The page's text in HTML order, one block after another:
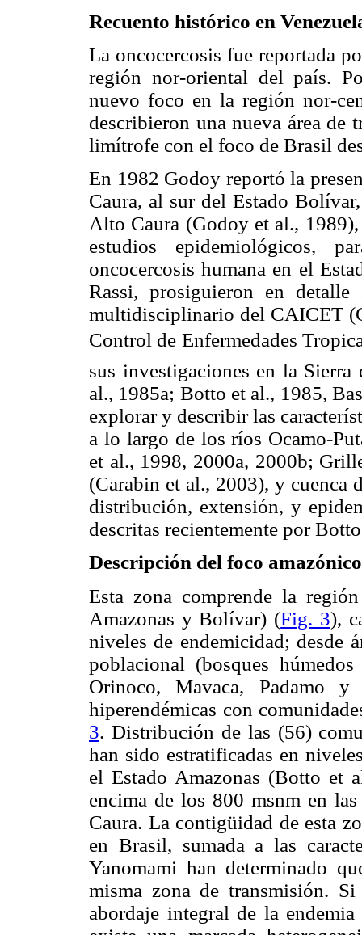
Recuento histórico en
La oncocercosis fue reportada
región nor-oriental del país.
nuevo foco en la región nor-
describieron una nueva área de
limítrofe con el foco de Brasil
En 1982 Godoy reportó la
Caura, al sur del Estado
Alto Caura (Godoy et al.,
estudios epidemiológicos,
oncocercosis humana en el
Rassi, prosiguieron en
multidisciplinario del CAICET
Control de Enfermedades
sus investigaciones en la
al., 1985a; Botto et al., 1985,
explorar y describir las
a lo largo de los ríos Ocamo-
et al., 1998, 2000a, 2000b;
(Carabin et al., 2003), y cuenca
distribución, extensión, y
descritas recientemente por
Descripción del foco amazónico
Esta zona comprende la
Amazonas y Bolívar) (Fig. 3),
niveles de endemicidad; desde
poblacional (bosques
Orinoco, Mavaca, Padamo
hiperendémicas con
3. Distribución de las (56)
han sido estratificadas en
el Estado Amazonas (Botto et
encima de los 800 msnm en
Caura. La contigüidad de esta
en Brasil, sumada a las
Yanomami han determinado
misma zona de transmisión.
abordaje integral de la